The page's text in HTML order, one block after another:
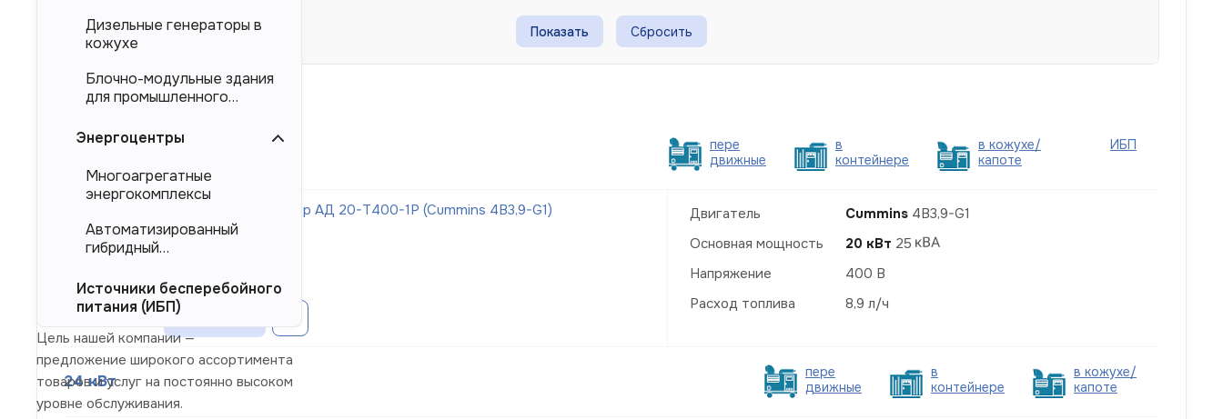
Сбросить
Сортировка:
пере
движные
в
контейнере
в кожухе/
капоте
ИБП
Дизельный генератор АД 20-Т400-1Р (Cummins 4B3,9-G1)
ЭТРО
Цена:
Двигатель Cummins 4B3,9-G1
Основная мощность
20 кВт 25
Напряжение
400 В
Расход топлива
8,9 л/ч
24 кВт
пере
движные
в
контейнере
в кожухе/
капоте
Дизельные генераторы в
кожухе
Блочно-модульные здания
для промышленного
оборудования (БМЗ)
Энергоцентры
Многоагрегатные
энергокомплексы
Автоматизированный
гибридный
Источники бесперебойного
питания (ИБП)
Цель нашей компании —
предложение широкого ассортимента
товаров и услуг на постоянно высоком
уровне обслуживания.